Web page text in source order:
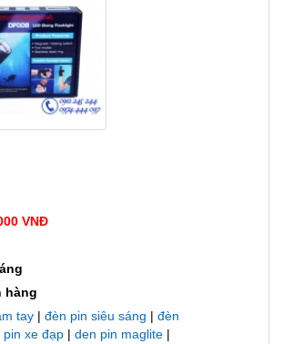
VNĐ
hàng
tay | đèn pin siêu sáng | đèn
pin xe đạp | den pin maglite |